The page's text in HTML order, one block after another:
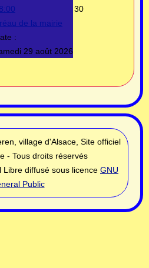
de la mairie
:
29 août 2026
30
village d'Alsace, Site officiel
- Tous droits réservés
Libre diffusé sous licence GNU
Public